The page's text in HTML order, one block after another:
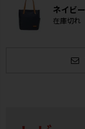
ネイビー
在庫切れ